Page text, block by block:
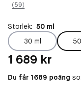
(59)
Storlek: 50 ml
30 ml
Pris: 1 689 kr
1 689 kr
Du får 1689 poäng